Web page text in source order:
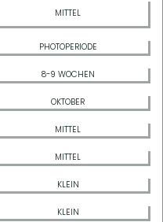
MITTEL
PHOTOPERIODE
8-9 WOCHEN
OKTOBER
MITTEL
MITTEL
KLEIN
KLEIN